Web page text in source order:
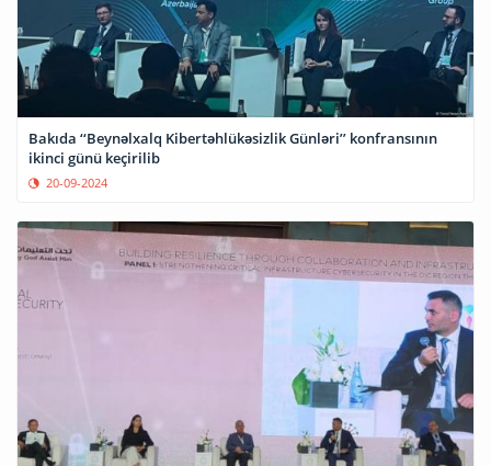
Bakıda ‘‘Beynəlxalq Kibertəhlükəsizlik Günləri’’ konfransının
ikinci günü keçirilib
20-09-2024